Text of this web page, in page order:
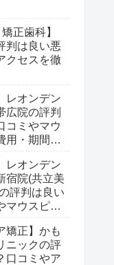
正歯科】
判は良い悪
クセスを徹
レオンデン
広院の評判
コミやマウ
用・期間を
レオンデン
宿院(共立美
評判は良い
マウスピー
矯正】かも
ニックの評
口コミやア